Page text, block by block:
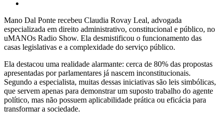
Mano Dal Ponte recebeu Claudia Rovay Leal, advogada
especializada em direito administrativo, constitucional e público, no
uMANOs Radio Show. Ela desmistificou o funcionamento das
casas legislativas e a complexidade do serviço público.
Ela destacou uma realidade alarmante: cerca de 80% das propostas
apresentadas por parlamentares já nascem inconstitucionais.
Segundo a especialista, muitas dessas iniciativas são leis simbólicas,
que servem apenas para demonstrar um suposto trabalho do agente
político, mas não possuem aplicabilidade prática ou eficácia para
transformar a sociedade.